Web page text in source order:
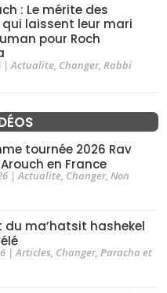
: Le mérite des
laissent leur mari
pour Roch
| Actualite, Changer, Rabbi
tournée 2026 Rav
en France
|Actualite, Changer, Non
du ma’hatsit hashekel
|Articles, Changer, Paracha et